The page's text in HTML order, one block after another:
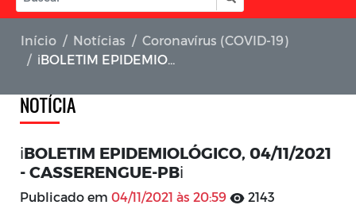
Início Notícias
Coronavírus (COVID-19)
ℹ️BOLETIM EPIDEMIOLÓGICO, 04/11/2021 - CASSERENGUE-PBℹ️
NOTÍCIA
ℹ️BOLETIM EPIDEMIOLÓGICO, 04/11/2021
- CASSERENGUE-PBℹ️
Publicado em 04/11/2021 às 20:59
2143